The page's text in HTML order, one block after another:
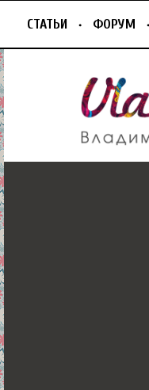
СТАТЬИ ФОРУМ